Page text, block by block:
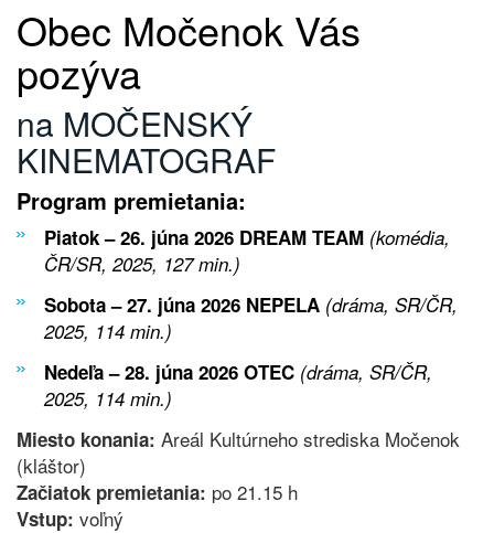
Obec Močenok Vás
pozýva
na MOČENSKÝ
KINEMATOGRAF
Program premietania:
Piatok – 26. júna 2026 DREAM TEAM (komédia,
ČR/SR, 2025, 127 min.)
Sobota – 27. júna 2026 NEPELA (dráma, SR/ČR,
2025, 114 min.)
Nedeľa – 28. júna 2026 OTEC (dráma, SR/ČR,
2025, 114 min.)
Miesto konania: Areál Kultúrneho strediska Močenok
(kláštor)
Začiatok premietania: po 21.15 h
Vstup: voľný